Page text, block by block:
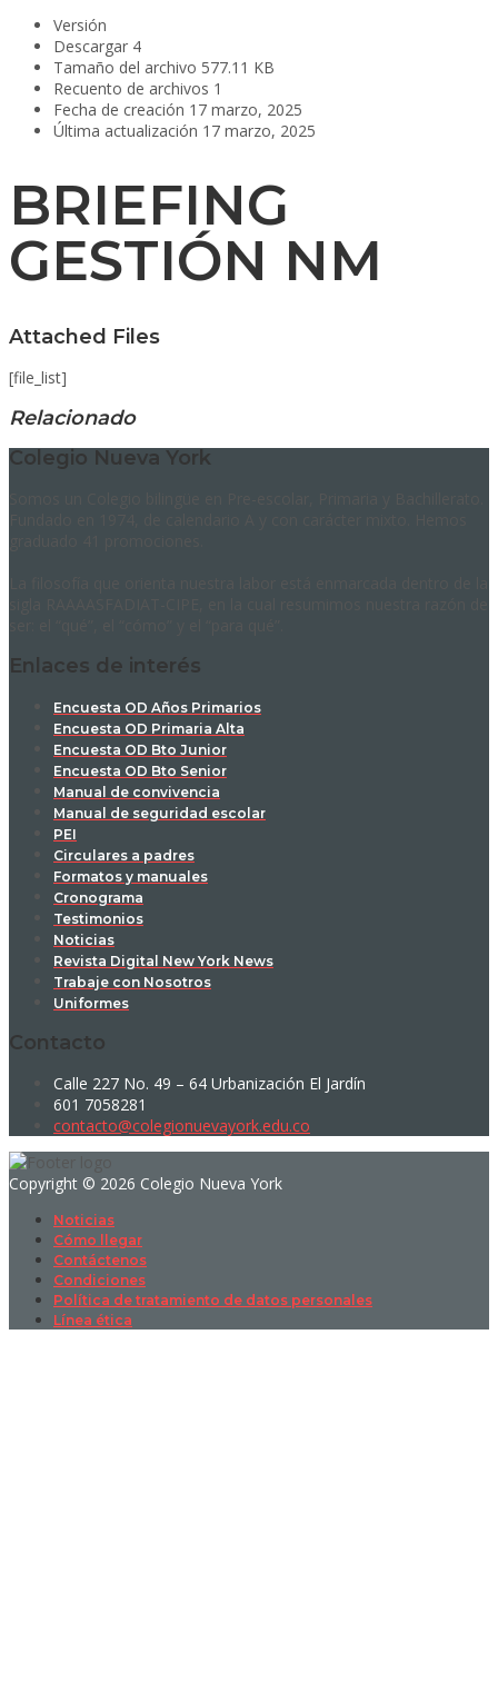
Versión
Descargar 4
Tamaño del archivo 577.11 KB
Recuento de archivos 1
Fecha de creación 17 marzo, 2025
Última actualización 17 marzo, 2025
BRIEFING
GESTIÓN NM
Attached Files
[file_list]
Relacionado
Colegio Nueva York
Enlaces de interés
Encuesta OD Años Primarios
Encuesta OD Primaria Alta
Encuesta OD Bto Junior
Encuesta OD Bto Senior
Manual de convivencia
Manual de seguridad escolar
PEI
Circulares a padres
Formatos y manuales
Cronograma
Testimonios
Noticias
Revista Digital New York News
Trabaje con Nosotros
Uniformes
Contacto
Calle 227 No. 49 – 64 Urbanización El Jardín
601 7058281
contacto@colegionuevayork.edu.co
Copyright © 2026 Colegio Nueva York
Noticias
Cómo llegar
Contáctenos
Condiciones
Política de tratamiento de datos personales
Línea ética